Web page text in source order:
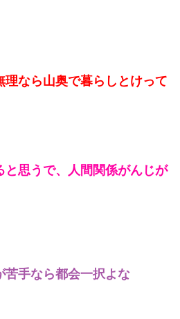
理なら山奥で暮らしとけって
と思うで、人間関係がんじが
苦手なら都会一択よな